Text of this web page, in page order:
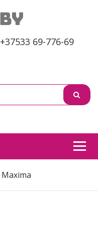
+37533 69-776-69
Maxima